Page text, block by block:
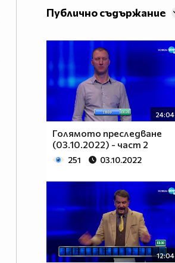
Публично съдържание
24:04
Голямото преследване
(03.10.2022) - част 2
251 03.10.2022
12:04